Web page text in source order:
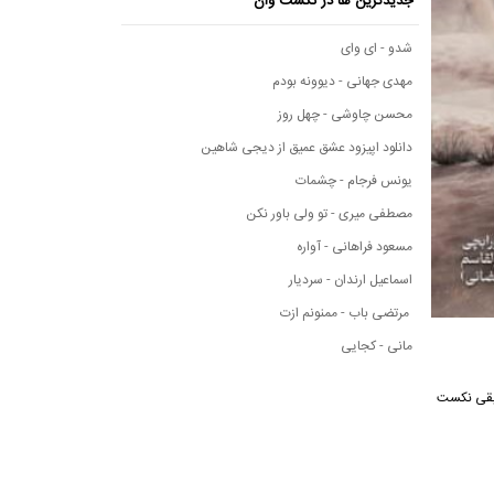
رسانه موسیقی نکست
شدو - ای وای
مهدی جهانی - دیوونه بودم
محسن چاوشی - چهل روز
دانلود اپیزود عشق عمیق از دیجی شاهین
یونس فرجام - چشمات
مصطفی میری - تو ولی باور نکن
مسعود فراهانی - آواره
اسماعیل ارندان - سردیار
مرتضی باب - ممنونم ازت
مانی - کجایی